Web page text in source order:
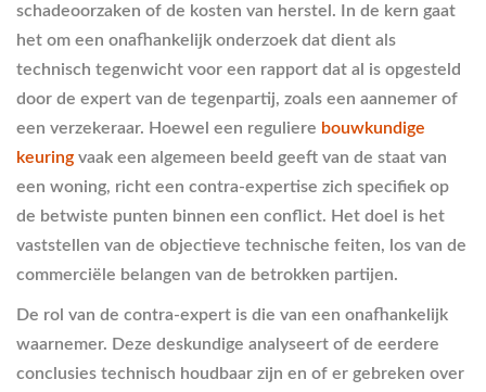
schadeoorzaken of de kosten van herstel. In de kern gaat
het om een onafhankelijk onderzoek dat dient als
technisch tegenwicht voor een rapport dat al is opgesteld
door de expert van de tegenpartij, zoals een aannemer of
een verzekeraar. Hoewel een reguliere bouwkundige
keuring vaak een algemeen beeld geeft van de staat van
een woning, richt een contra-expertise zich specifiek op
de betwiste punten binnen een conflict. Het doel is het
vaststellen van de objectieve technische feiten, los van de
commerciële belangen van de betrokken partijen.
De rol van de contra-expert is die van een onafhankelijk
waarnemer. Deze deskundige analyseert of de eerdere
conclusies technisch houdbaar zijn en of er gebreken over